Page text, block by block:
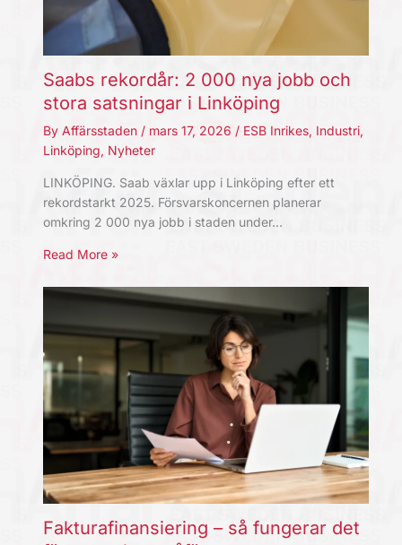
Saabs rekordår: 2 000 nya jobb och
stora satsningar i Linköping
By Affärsstaden / mars 17, 2026 / ESB Inrikes, Industri,
Linköping, Nyheter
LINKÖPING. Saab växlar upp i Linköping efter ett
rekordstarkt 2025. Försvarskoncernen planerar
omkring 2 000 nya jobb i staden under…
Read More »
Fakturafinansiering – så fungerar det